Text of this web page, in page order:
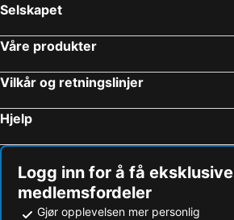
Selskapet
Våre produkter
Vilkår og retningslinjer
Hjelp
Logg inn for å få eksklusive
medlemsfordeler
Gjør opplevelsen mer personlig